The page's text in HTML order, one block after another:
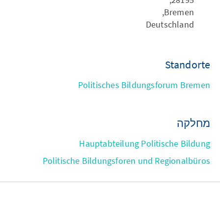
Bremen,
Deutschland
Standorte
Politisches Bildungsforum Bremen
מחלקה
Hauptabteilung Politische Bildung
Politische Bildungsforen und Regionalbüros